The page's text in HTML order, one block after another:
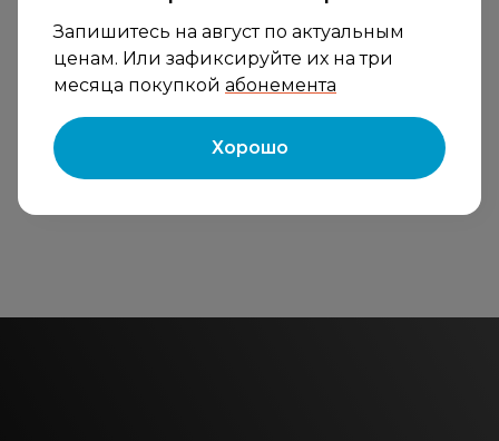
Запишитесь на август по актуальным
ценам. Или зафиксируйте их на три
месяца покупкой абонемента
Хорошо